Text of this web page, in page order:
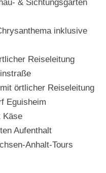
& Sichtungsgarten
inklusive
Reiseleitung
örtlicher Reiseleitung
Eguisheim
Käse
Aufenthalt
Anhalt-Tours